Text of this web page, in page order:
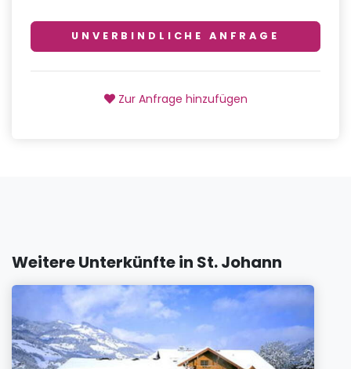
UNVERBINDLICHE ANFRAGE
Zur Anfrage hinzufügen
Weitere Unterkünfte in St. Johann